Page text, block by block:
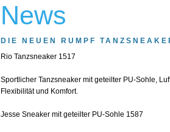
News
DIE NEUEN RUMPF
Rio Tanzsneaker 1517
Sportlicher Tanzsneaker mit geteilter PU-Sohle,
Flexibilität und Komfort.
Jesse Sneaker mit geteilter PU-Sohle 1587